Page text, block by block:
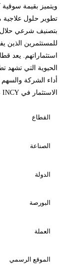
تطوير حلول علاجية
بتصنيف شرعي
للمستثمرين الذين
استثماراتهم. يعد
الحيوية التي تشهد
أداء الشركة
الاستثمار في INCY ضمن هذا القطاع المتنامي.
القطاع
الصناعة
الدولة
البورصة
العملة
الموقع الرسمي